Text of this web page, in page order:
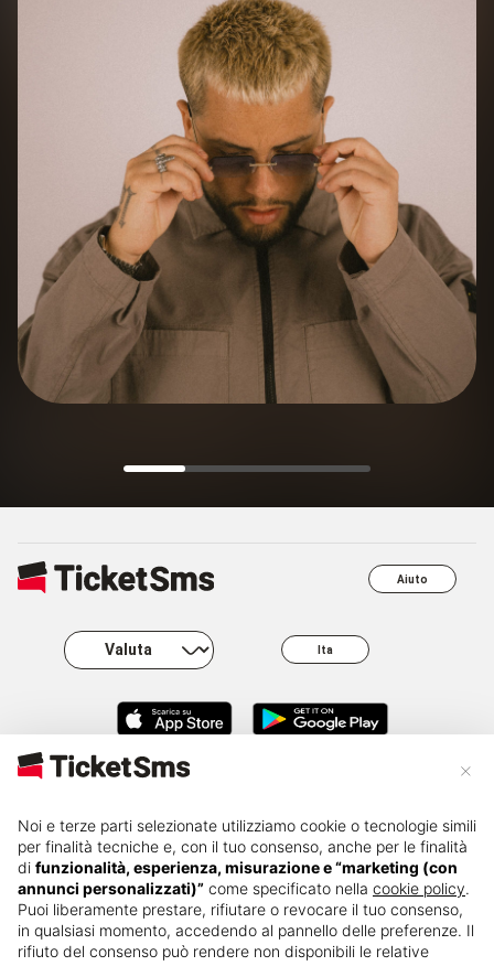
Ita
Aiuto
Press kit Governance Privacy Rivendita
Cambio
nominativo
Cookie policy
Termini e
condizioni
×
Noi e terze parti selezionate utilizziamo cookie o tecnologie simili
per finalità tecniche e, con il tuo consenso, anche per le finalità
di funzionalità, esperienza, misurazione e “marketing (con
annunci personalizzati)” come specificato nella cookie policy.
Puoi liberamente prestare, rifiutare o revocare il tuo consenso,
in qualsiasi momento, accedendo al pannello delle preferenze. Il
rifiuto del consenso può rendere non disponibili le relative